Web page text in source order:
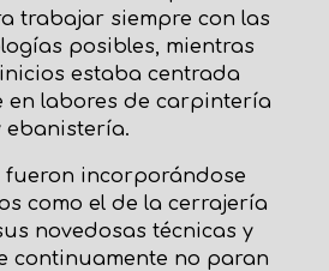
trabajar siempre con las
posibles, mientras
estaba centrada
en labores de carpintería
ebanistería.
fueron incorporándose
como el de la cerrajería
novedosas técnicas y
continuamente no paran